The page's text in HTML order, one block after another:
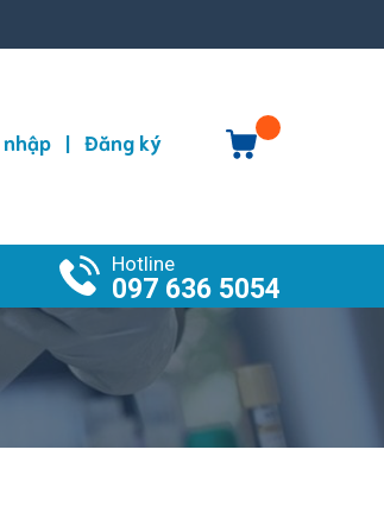
| Đăng ký
Hotline
097 636 5054